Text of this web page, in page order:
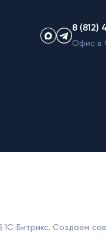
8 (812)
Офис в
Создаем